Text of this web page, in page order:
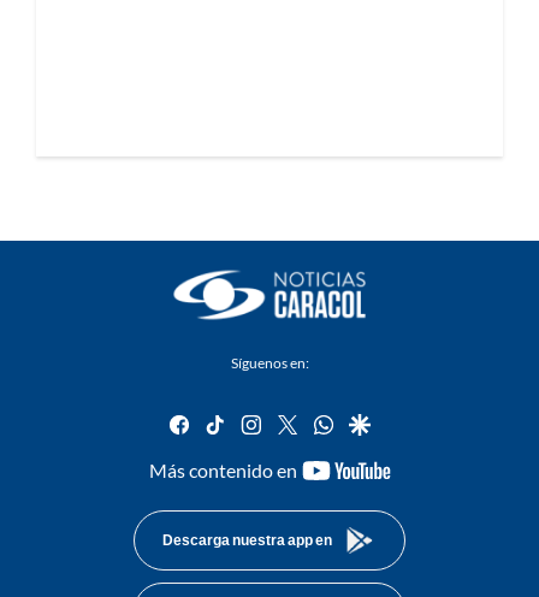
Síguenos en:
facebook
tiktok instagram
twitterwhatsapp
google
Más contenido en
youtube-
Descarga nuestra app en